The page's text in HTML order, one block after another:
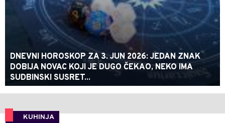
DNEVNI HOROSKOP ZA 3. JUN 2026: JEDAN ZNAK
DOBIJA NOVAC KOJI JE DUGO ČEKAO, NEKO IMA
SUDBINSKI SUSRET...
KUHINJA